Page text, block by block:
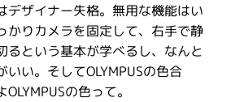
デザイナー失格。無用な機能はい
かりカメラを固定して、右手で静
るという基本が学べるし、なんと
いい。そしてOLYMPUSの色合
の色って。